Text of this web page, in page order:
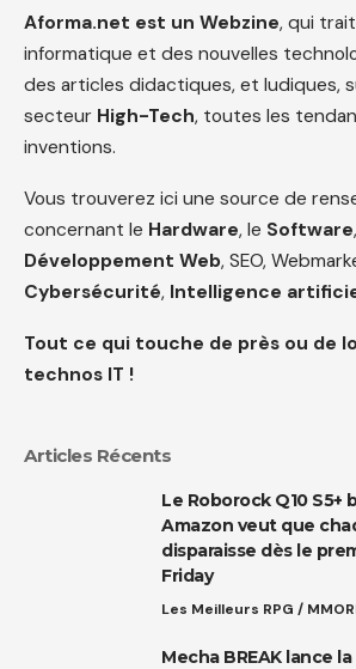
Aforma.net est un Webzine, qui
informatique et des nouvelles
des articles didactiques, et ludiques,
secteur High-Tech, toutes les
inventions.
Vous trouverez ici une source de
concernant le Hardware, le Software,
Développement Web, SEO,
Cybersécurité, Intelligence
Tout ce qui touche de près ou de
technos IT !
Articles Récents
Le Roborock Q10 S5+
Amazon veut que
disparaisse dès le
Friday
Les Meilleurs RPG /
Mecha BREAK lance